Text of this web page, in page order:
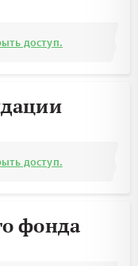
доступ.
доступ.
фонда